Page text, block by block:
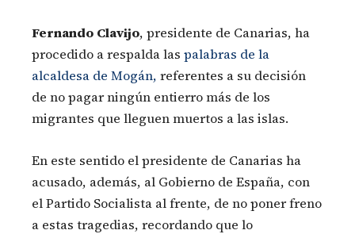
Fernando Clavijo, presidente de Canarias, ha
procedido a respalda las palabras de la
alcaldesa de Mogán, referentes a su decisión
de no pagar ningún entierro más de los
migrantes que lleguen muertos a las islas.
En este sentido el presidente de Canarias ha
acusado, además, al Gobierno de España, con
el Partido Socialista al frente, de no poner freno
a estas tragedias, recordando que lo